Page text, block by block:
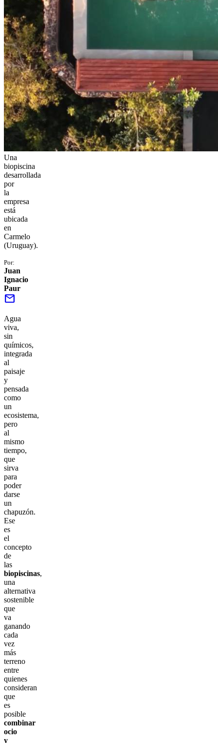
Una
biopiscina
desarrollada
por
la
empresa
está
ubicada
en
Carmelo
(Uruguay).
Por:
Juan
Ignacio
Paur
mail
Agua
viva,
sin
químicos,
integrada
al
paisaje
y
pensada
como
un
ecosistema,
pero
al
mismo
tiempo,
que
sirva
para
poder
darse
un
chapuzón.
Ese
es
el
concepto
de
las
biopiscinas,
una
alternativa
sostenible
que
va
ganando
cada
vez
más
terreno
entre
quienes
consideran
que
es
posible
combinar
ocio
y